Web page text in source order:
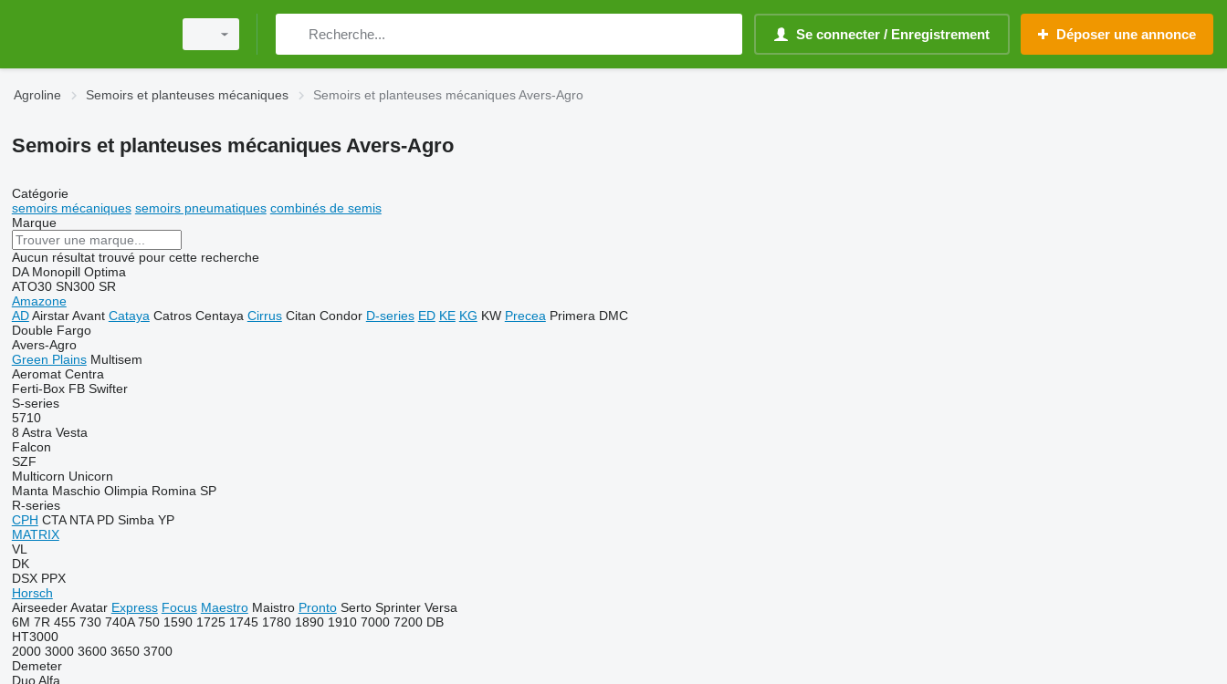
Se connecter / Enregistrement Déposer une annonce
Agroline Semoirs et planteuses mécaniques Semoirs et planteuses mécaniques Avers-Agro
Semoirs et planteuses mécaniques Avers-Agro
Catégorie
semoirs mécaniques semoirs pneumatiques combinés de semis
Marque
Aucun résultat trouvé pour cette recherche
DA Monopill Optima
ATO30 SN300 SR
Amazone
AD Airstar Avant Cataya Catros Centaya Cirrus Citan Condor D-series ED KE KG KW Precea Primera DMC
Double Fargo
Avers-Agro
Green Plains Multisem
Aeromat Centra
Ferti-Box FB Swifter
S-series
5710
8 Astra Vesta
Falcon
SZF
Multicorn Unicorn
Manta Maschio Olimpia Romina SP
R-series
CPH CTA NTA PD Simba YP
MATRIX
VL
DK
DSX PPX
Horsch
Airseeder Avatar Express Focus Maestro Maistro Pronto Serto Sprinter Versa
6M 7R 455 730 740A 750 1590 1725 1745 1780 1890 1910 7000 7200 DB
HT3000
2000 3000 3600 3650 3700
Demeter
Duo Alfa